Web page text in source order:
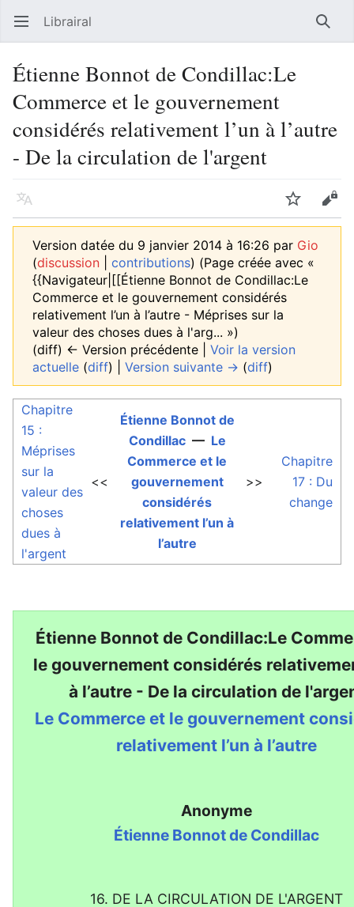
Ouvrir le menu principal Librairal
Étienne Bonnot de Condillac:Le
Commerce et le gouvernement
considérés relativement l’un à l’autre
- De la circulation de l'argent
Langue Suivre
Version datée du 9 janvier 2014 à 16:26 par Gio
(discussion contributions) (Page créée avec «
{{Navigateur|[[Étienne Bonnot de Condillac:Le
Commerce et le gouvernement considérés
relativement l’un à l’autre - Méprises sur la
valeur des choses dues à l'arg... »)
(diff) ← Version précédente | Voir la version
actuelle (diff) | Version suivante → (diff)
Chapitre
15 :
Méprises
sur la
valeur des
choses
dues à
l'argent
<<
Étienne Bonnot de
Condillac— Le
Commerce et le
gouvernement
considérés
relativement l’un à
l’autre
>>
Chapitre
17 : Du
change
Étienne Bonnot de Condillac:Le
le gouvernement considérés
à l’autre - De la circulation de
Le Commerce et le gouvernement
relativement l’un à l’autre
Anonyme
Étienne Bonnot de Condillac
16. DE LA CIRCULATION DE L'ARGENT